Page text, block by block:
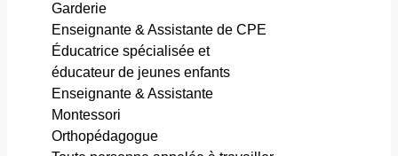
Garderie
Enseignante & Assistante de CPE
Éducatrice spécialisée et
éducateur de jeunes enfants
Enseignante & Assistante
Montessori
Orthopédagogue